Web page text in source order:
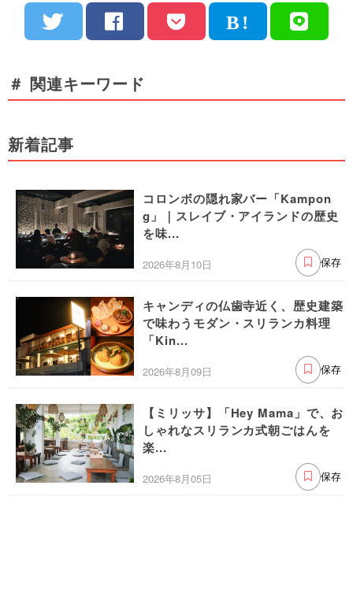
＃ 関連キーワード
新着記事
コロンボの隠れ家バー「Kampon
g」｜スレイブ・アイランドの歴史
を味...
2026年8月10日 保存
キャンディの仏歯寺近く、歴史建築
で味わうモダン・スリランカ料理
「Kin...
2026年8月09日 保存
【ミリッサ】「Hey Mama」で、お
しゃれなスリランカ式朝ごはんを
楽...
2026年8月05日 保存